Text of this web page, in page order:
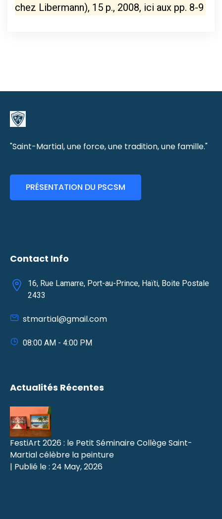
chez Libermann), 15 p., 2008, ici aux pp. 8-9
"Saint-Martial, une force, une tradition, une famille."
PRÉSENTATION DU PSCSM
Contact Info
16, Rue Lamarre, Port-au-Prince, Haïti, Boite Postale
2433
stmartial@gmail.com
08:00 AM - 4:00 PM
Actualités Récentes
FestiArt 2026 : le Petit Séminaire Collège Saint-
Martial célèbre la peinture
| Publié le : 24 May, 2026